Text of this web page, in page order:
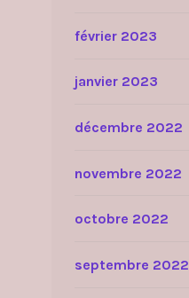
février 2023
janvier 2023
décembre 2022
novembre 2022
octobre 2022
septembre 2022